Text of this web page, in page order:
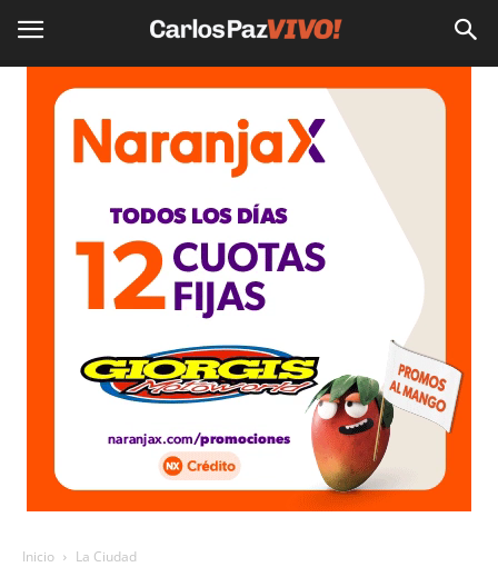
Inicio La Ciudad